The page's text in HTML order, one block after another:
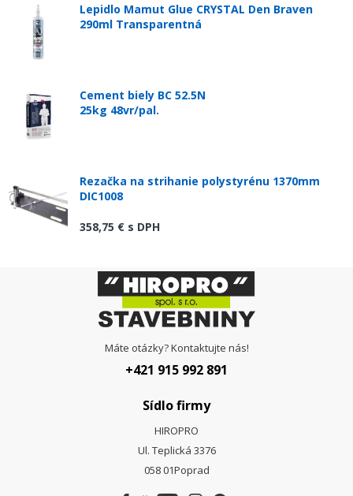
Lepidlo Mamut Glue CRYSTAL Den Braven
290ml Transparentná
Cement biely BC 52.5N
25kg 48vr/pal.
Rezačka na strihanie polystyrénu 1370mm
DIC1008
358,75 € s DPH
Máte otázky? Kontaktujte nás!
+421 915 992 891
Sídlo firmy
HIROPRO
Ul. Teplická 3376
058 01Poprad